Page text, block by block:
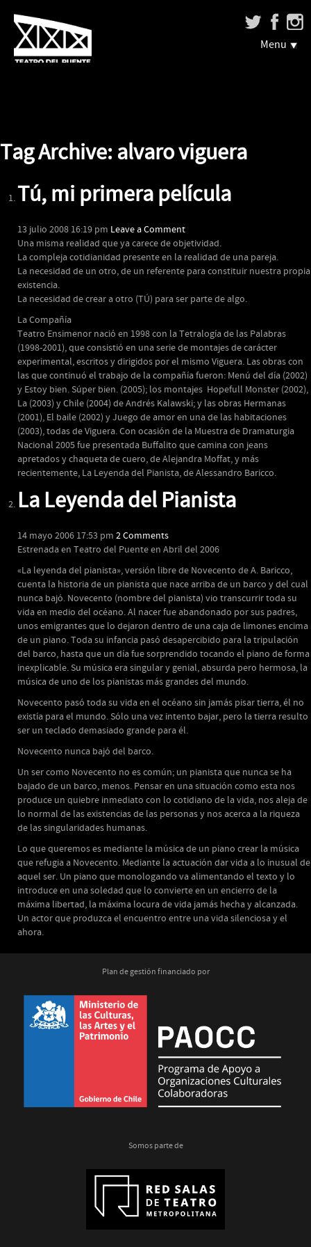
Menu
Tag Archive: alvaro viguera
Tú, mi primera película
13 julio 2008 16:19 pm Leave a Comment
Una misma realidad que ya carece de objetividad.
La compleja cotidianidad presente en la realidad de una pareja.
La necesidad de un otro, de un referente para constituir nuestra propia
existencia.
La necesidad de crear a otro (TÚ) para ser parte de algo.
La Compañía
Teatro Ensimenor nació en 1998 con la Tetralogía de las Palabras
(1998-2001), que consistió en una serie de montajes de carácter
experimental, escritos y dirigidos por el mismo Viguera. Las obras con
las que continuó el trabajo de la compañía fueron: Menú del día (2002)
y Estoy bien. Súper bien. (2005); los montajes Hopefull Monster (2002),
La (2003) y Chile (2004) de Andrés Kalawski; y las obras Hermanas
(2001), El baile (2002) y Juego de amor en una de las habitaciones
(2003), todas de Viguera. Con ocasión de la Muestra de Dramaturgia
Nacional 2005 fue presentada Buffalito que camina con jeans
apretados y chaqueta de cuero, de Alejandra Moffat, y más
recientemente, La Leyenda del Pianista, de Alessandro Baricco.
La Leyenda del Pianista
14 mayo 2006 17:53 pm 2 Comments
Estrenada en Teatro del Puente en Abril del 2006
«La leyenda del pianista», versión libre de Novecento de A. Baricco,
cuenta la historia de un pianista que nace arriba de un barco y del cual
nunca bajó. Novecento (nombre del pianista) vio transcurrir toda su
vida en medio del océano. Al nacer fue abandonado por sus padres,
unos emigrantes que lo dejaron dentro de una caja de limones encima
de un piano. Toda su infancia pasó desapercibido para la tripulación
del barco, hasta que un día fue sorprendido tocando el piano de forma
inexplicable. Su música era singular y genial, absurda pero hermosa, la
música de uno de los pianistas más grandes del mundo.
Novecento pasó toda su vida en el océano sin jamás pisar tierra, él no
existía para el mundo. Sólo una vez intento bajar, pero la tierra resulto
ser un teclado demasiado grande para él.
Novecento nunca bajó del barco.
Un ser como Novecento no es común; un pianista que nunca se ha
bajado de un barco, menos. Pensar en una situación como esta nos
produce un quiebre inmediato con lo cotidiano de la vida, nos aleja de
lo normal de las existencias de las personas y nos acerca a la riqueza
de las singularidades humanas.
Lo que queremos es mediante la música de un piano crear la música
que refugia a Novecento. Mediante la actuación dar vida a lo inusual de
aquel ser. Un piano que monologando va alimentando el texto y lo
introduce en una soledad que lo convierte en un encierro de la
máxima libertad, la máxima locura de vida jamás hecha y alcanzada.
Un actor que produzca el encuentro entre una vida silenciosa y el
ahora.
Plan de gestión financiado por
Somos parte de